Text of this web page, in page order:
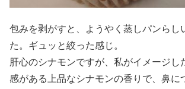
包みを剥がすと、ようやく蒸しパンらし
た。ギュッと絞った感じ。
肝心のシナモンですが、私がイメージし
感がある上品なシナモンの香りで、鼻に